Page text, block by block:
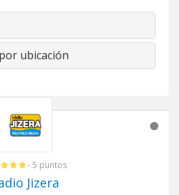
ubicación
- 5 puntos
Jizera